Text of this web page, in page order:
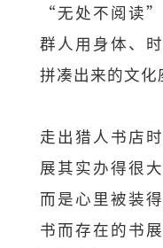
“无处不阅读
群人用身体、
拼凑出来的文化
走出猎人书店
展其实办得很
而是心里被装
书而存在的书